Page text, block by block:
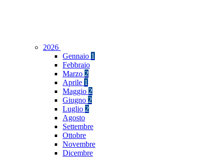
2026
Gennaio 1
Febbraio
Marzo 2
Aprile 1
Maggio 2
Giugno 2
Luglio 2
Agosto
Settembre
Ottobre
Novembre
Dicembre